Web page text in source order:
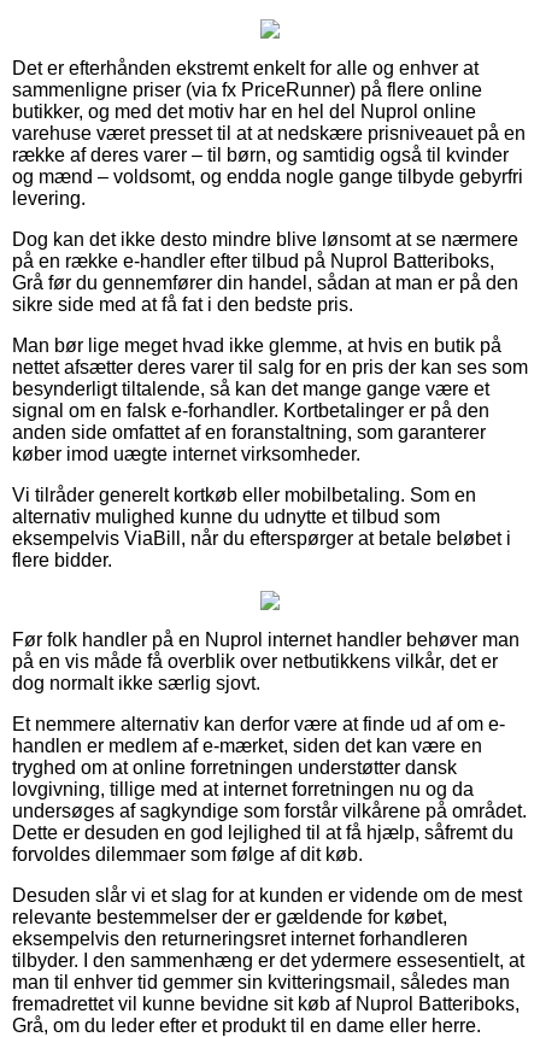
Det er efterhånden ekstremt enkelt for alle og enhver at
sammenligne priser (via fx PriceRunner) på flere online
butikker, og med det motiv har en hel del Nuprol online
varehuse været presset til at at nedskære prisniveauet på en
række af deres varer – til børn, og samtidig også til kvinder
og mænd – voldsomt, og endda nogle gange tilbyde gebyrfri
levering.
Dog kan det ikke desto mindre blive lønsomt at se nærmere
på en række e-handler efter tilbud på Nuprol Batteriboks,
Grå før du gennemfører din handel, sådan at man er på den
sikre side med at få fat i den bedste pris.
Man bør lige meget hvad ikke glemme, at hvis en butik på
nettet afsætter deres varer til salg for en pris der kan ses som
besynderligt tiltalende, så kan det mange gange være et
signal om en falsk e-forhandler. Kortbetalinger er på den
anden side omfattet af en foranstaltning, som garanterer
køber imod uægte internet virksomheder.
Vi tilråder generelt kortkøb eller mobilbetaling. Som en
alternativ mulighed kunne du udnytte et tilbud som
eksempelvis ViaBill, når du efterspørger at betale beløbet i
flere bidder.
Før folk handler på en Nuprol internet handler behøver man
på en vis måde få overblik over netbutikkens vilkår, det er
dog normalt ikke særlig sjovt.
Et nemmere alternativ kan derfor være at finde ud af om e-
handlen er medlem af e-mærket, siden det kan være en
tryghed om at online forretningen understøtter dansk
lovgivning, tillige med at internet forretningen nu og da
undersøges af sagkyndige som forstår vilkårene på området.
Dette er desuden en god lejlighed til at få hjælp, såfremt du
forvoldes dilemmaer som følge af dit køb.
Desuden slår vi et slag for at kunden er vidende om de mest
relevante bestemmelser der er gældende for købet,
eksempelvis den returneringsret internet forhandleren
tilbyder. I den sammenhæng er det ydermere essesentielt, at
man til enhver tid gemmer sin kvitteringsmail, således man
fremadrettet vil kunne bevidne sit køb af Nuprol Batteriboks,
Grå, om du leder efter et produkt til en dame eller herre.